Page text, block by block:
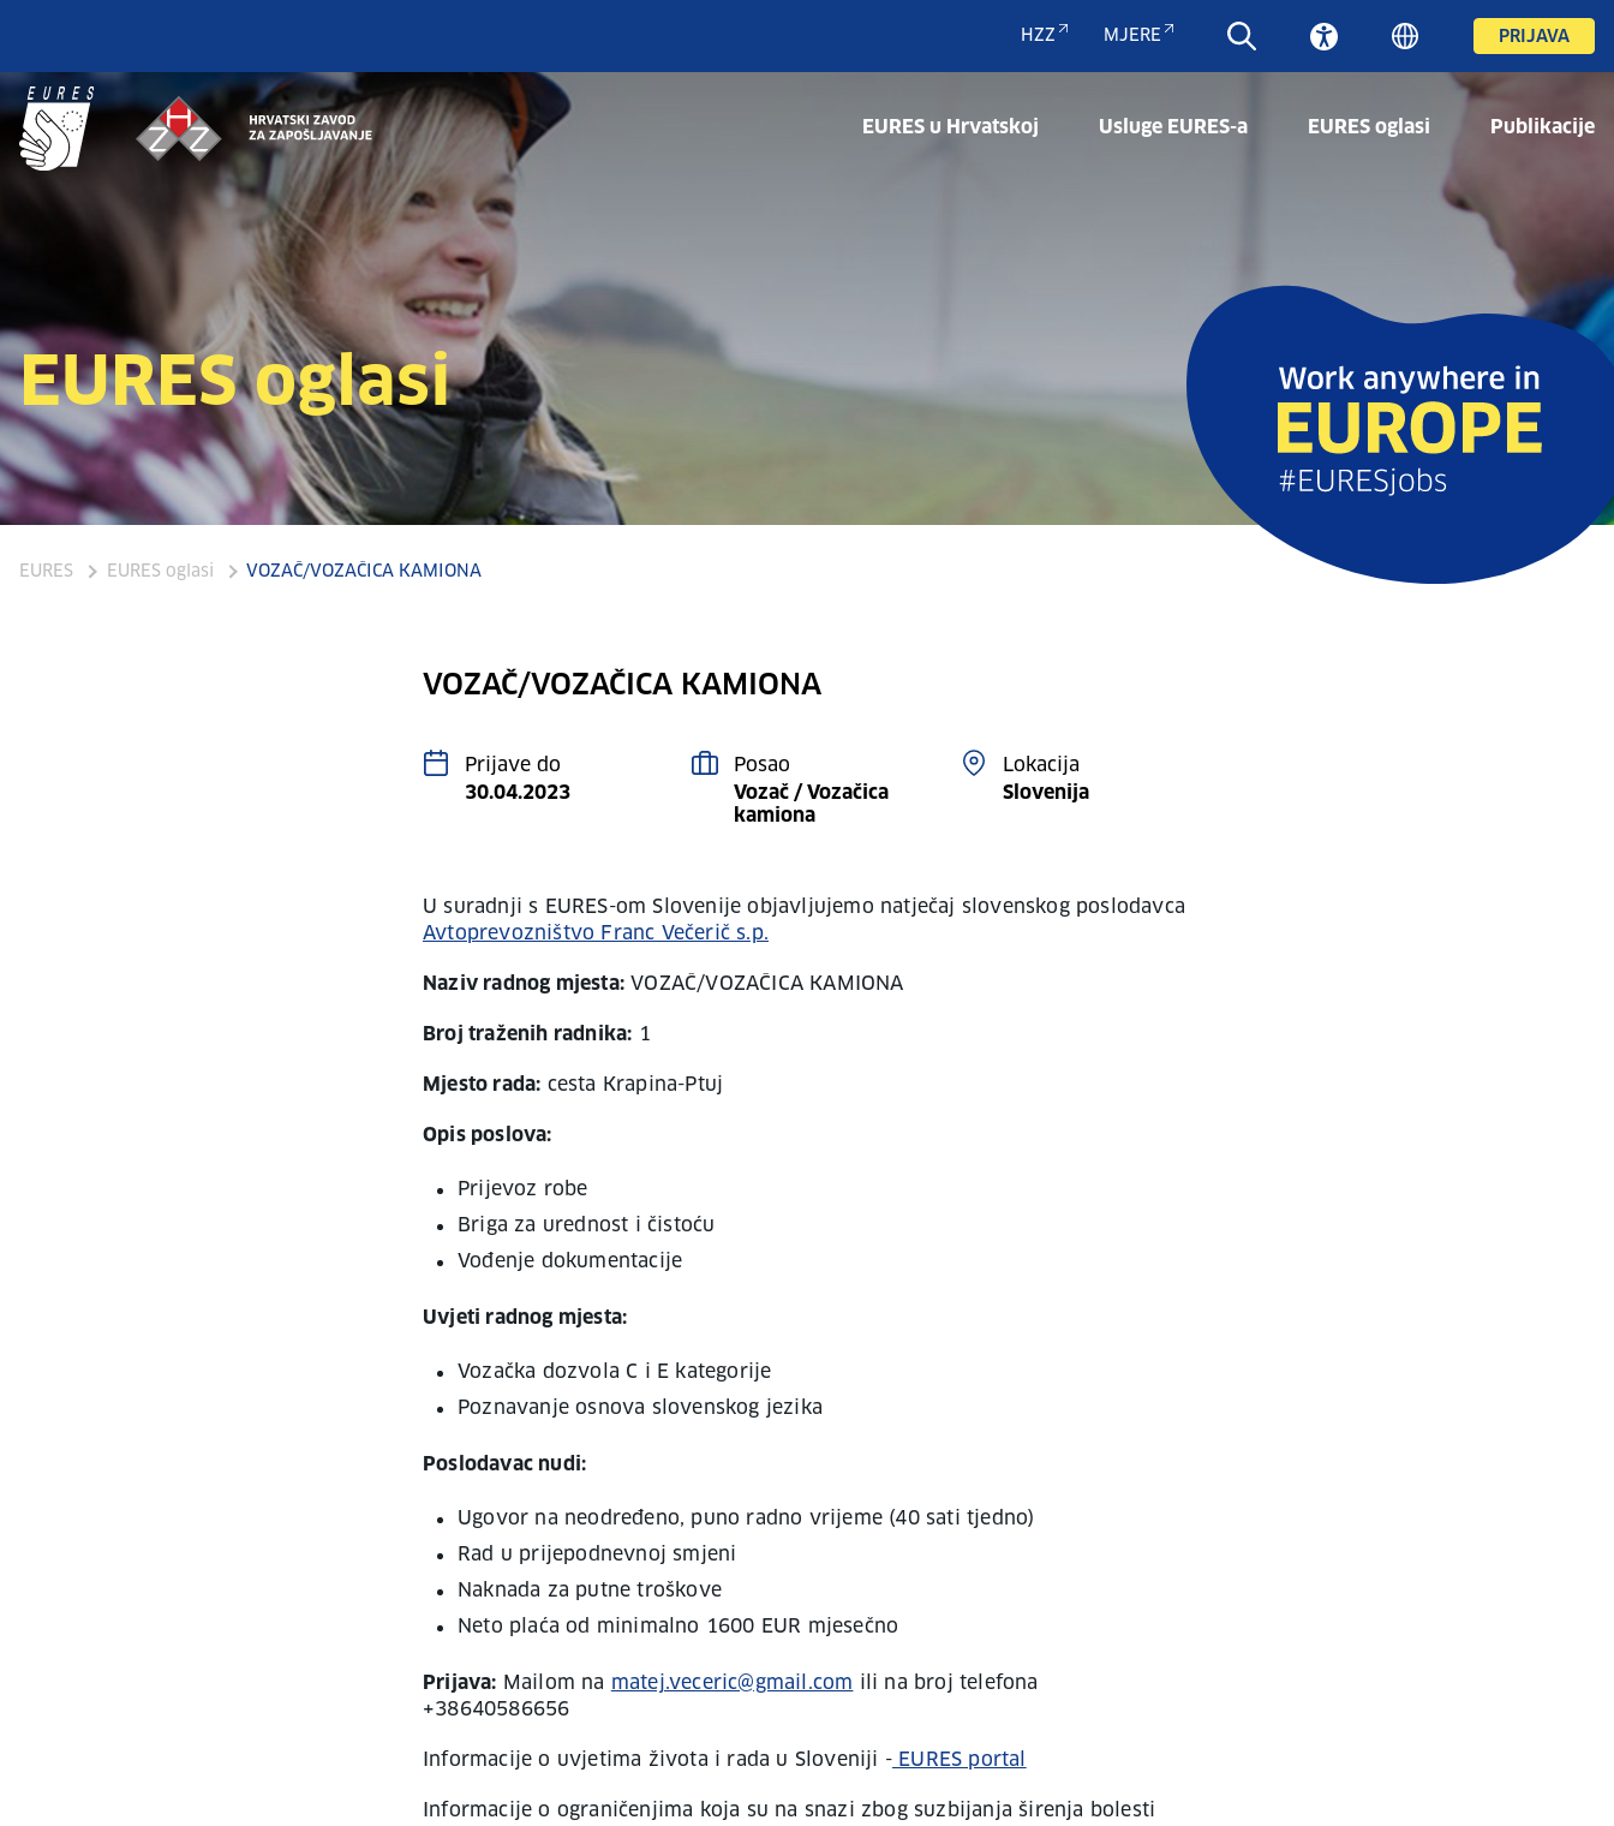
HZZ MJERE PRIJAVA
EURES u Hrvatskoj Usluge EURES-a EURES oglasi Publikacije
EURES oglasi
EURES EURES oglasi VOZAČ/VOZAČICA KAMIONA
VOZAČ/VOZAČICA KAMIONA
Prijave do
30.04.2023
Posao
Vozač / Vozačica
kamiona
Lokacija
Slovenija
U suradnji s EURES-om Slovenije objavljujemo natječaj slovenskog poslodavca
Avtoprevozništvo Franc Večerič s.p.
Naziv radnog mjesta: VOZAČ/VOZAČICA KAMIONA
Broj traženih radnika: 1
Mjesto rada: cesta Krapina-Ptuj
Opis poslova:
Prijevoz robe
Briga za urednost i čistoću
Vođenje dokumentacije
Uvjeti radnog mjesta:
Vozačka dozvola C i E kategorije
Poznavanje osnova slovenskog jezika
Poslodavac nudi:
Ugovor na neodređeno, puno radno vrijeme (40 sati tjedno)
Rad u prijepodnevnoj smjeni
Naknada za putne troškove
Neto plaća od minimalno 1600 EUR mjesečno
Prijava: Mailom na matej.veceric@gmail.com ili na broj telefona
+38640586656
Informacije o uvjetima života i rada u Sloveniji - EURES portal
Informacije o ograničenjima koja su na snazi zbog suzbijanja širenja bolesti